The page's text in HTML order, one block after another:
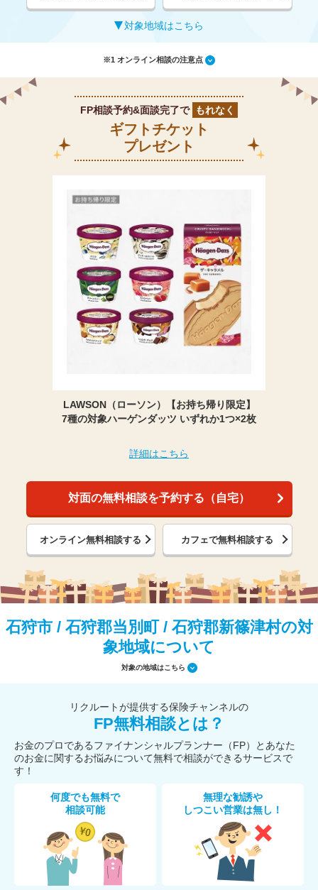
対象地域はこちら
※1 オンライン相談の注意点
FP相談予約&面談完了で もれなく
ギフトチケット
プレゼント
LAWSON（ローソン）【お持ち帰り限定】
7種の対象ハーゲンダッツ いずれか1つ×2枚
詳細はこちら
対面の無料相談を予約する（自宅）
オンライン無料相談する カフェで無料相談する
石狩市 / 石狩郡当別町 / 石狩郡新篠津村の対
象地域について
対象の地域はこちら
リクルートが提供する保険チャンネルの
FP無料相談とは？
お金のプロであるファイナンシャルプランナー（FP）とあなた
のお金に関するお悩みについて無料で相談ができるサービスで
す！
何度でも無料で
相談可能
無理な勧誘や
しつこい営業は無し！